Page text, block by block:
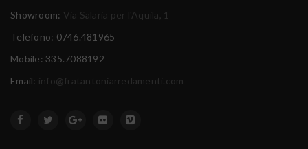
Showroom: Via Salaria per l'Aquila, 1
Telefono: 0746.481965
Mobile: 335.7088192
Email: info@fratantoniarredamenti.com